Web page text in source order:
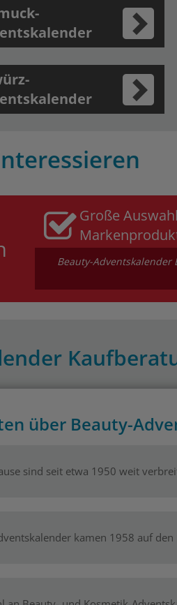
Große
Beauty-Adventskalender
über Beauty-
sind seit etwa 1950 weit
kamen 1958 auf den